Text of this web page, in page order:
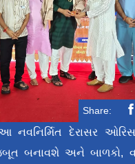
Share:
દેરાસર
બનાવશે અને બાળકો,